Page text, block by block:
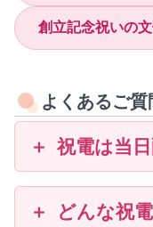
創立記念祝いの文
よくあるご質
祝電は当
どんな祝